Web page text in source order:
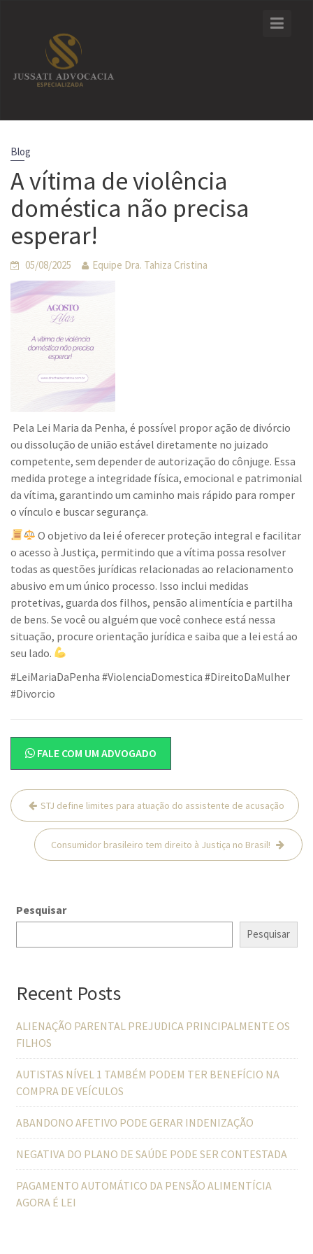
Blog
A vítima de violência
doméstica não precisa
esperar!
05/08/2025 Equipe Dra. Tahiza Cristina
Pela Lei Maria da Penha, é possível propor ação de divórcio
ou dissolução de união estável diretamente no juizado
competente, sem depender de autorização do cônjuge. Essa
medida protege a integridade física, emocional e patrimonial
da vítima, garantindo um caminho mais rápido para romper
o vínculo e buscar segurança.
O objetivo da lei é oferecer proteção integral e facilitar
o acesso à Justiça, permitindo que a vítima possa resolver
todas as questões jurídicas relacionadas ao relacionamento
abusivo em um único processo. Isso inclui medidas
protetivas, guarda dos filhos, pensão alimentícia e partilha
de bens. Se você ou alguém que você conhece está nessa
situação, procure orientação jurídica e saiba que a lei está ao
seu lado.
#LeiMariaDaPenha #ViolenciaDomestica #DireitoDaMulher
#Divorcio
FALE COM UM ADVOGADO
Navegação
de
Post
STJ define limites para atuação do assistente de acusação
Consumidor brasileiro tem direito à Justiça no Brasil!
Pesquisar
Pesquisar
Recent Posts
ALIENAÇÃO PARENTAL PREJUDICA PRINCIPALMENTE OS
FILHOS
AUTISTAS NÍVEL 1 TAMBÉM PODEM TER BENEFÍCIO NA
COMPRA DE VEÍCULOS
ABANDONO AFETIVO PODE GERAR INDENIZAÇÃO
NEGATIVA DO PLANO DE SAÚDE PODE SER CONTESTADA
PAGAMENTO AUTOMÁTICO DA PENSÃO ALIMENTÍCIA
AGORA É LEI